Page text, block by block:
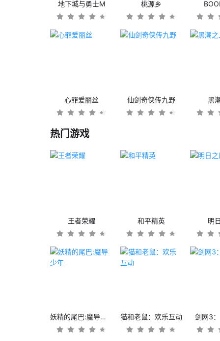
地下城与勇士M 桃源乡
心罪爱丽丝 仙剑奇侠传九野 黑
热门游戏
王者荣耀 和平精英 明
妖精的尾巴:魔导少年 猫和老鼠：欢乐互动 剑网3